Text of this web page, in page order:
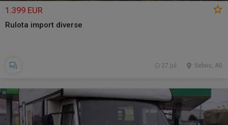
1.399 EUR
Rulota import diverse
Sebes, AB
27 jul.